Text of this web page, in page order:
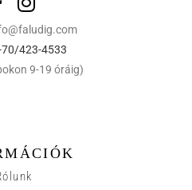
423-4533
9-19 óráig)